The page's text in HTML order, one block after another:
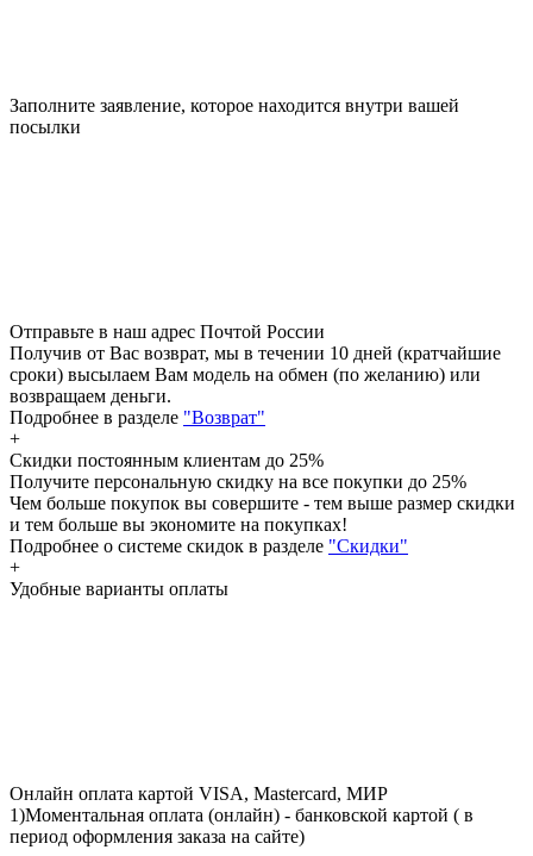
Заполните заявление, которое находится внутри вашей
посылки
Отправьте в наш адрес Почтой России
Получив от Вас возврат, мы в течении 10 дней (кратчайшие
сроки) высылаем Вам модель на обмен (по желанию) или
возвращаем деньги.
Подробнее в разделе "Возврат"
+
Скидки постоянным клиентам до 25%
Получите персональную скидку на все покупки до 25%
Чем больше покупок вы совершите - тем выше размер скидки
и тем больше вы экономите на покупках!
Подробнее о системе скидок в разделе "Скидки"
+
Удобные варианты оплаты
Онлайн оплата картой VISA, Mastercard, МИР
1)Моментальная оплата (онлайн) - банковской картой ( в
период оформления заказа на сайте)